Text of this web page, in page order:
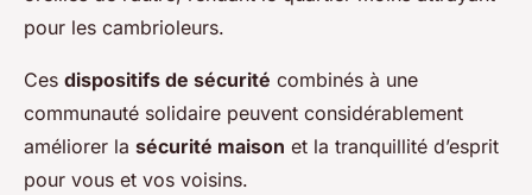
pour les cambrioleurs.
Ces dispositifs de sécurité combinés à une
communauté solidaire peuvent considérablement
améliorer la sécurité maison et la tranquillité d’esprit
pour vous et vos voisins.